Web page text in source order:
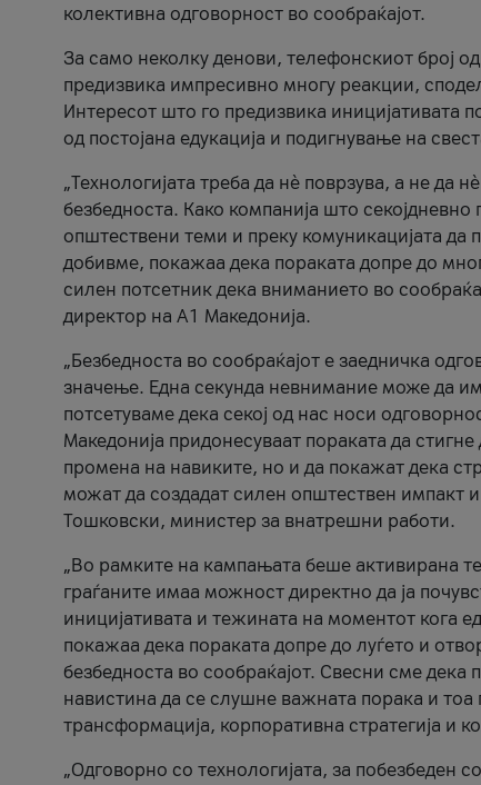
колективна одговорност во сообраќајот.
За само неколку денови, телефонскиот број
предизвика импресивно многу реакции,
Интересот што го предизвика иницијативата
од постојана едукација и подигнување на
„Технологијата треба да нè поврзува, а не да
безбедноста. Како компанија што
општествени теми и преку комуникацијата
добивме, покажаа дека пораката допре до
силен потсетник дека вниманието во
директор на А1 Македонија.
„Безбедноста во сообраќајот е заедничка
значење. Една секунда невнимание може да
потсетуваме дека секој од нас носи
Македонија придонесуваат пораката да
промена на навиките, но и да покажат дека
можат да создадат силен општествен импакт
Тошковски, министер за внатрешни работи.
„Во рамките на кампањата беше активирана
граѓаните имаа можност директно да ја
иницијативата и тежината на моментот кога
покажаа дека пораката допре до луѓето и
безбедноста во сообраќајот. Свесни сме
навистина да се слушне важната порака и тоа
трансформација, корпоративна стратегија и
„Одговорно со технологијата, за побезбеден